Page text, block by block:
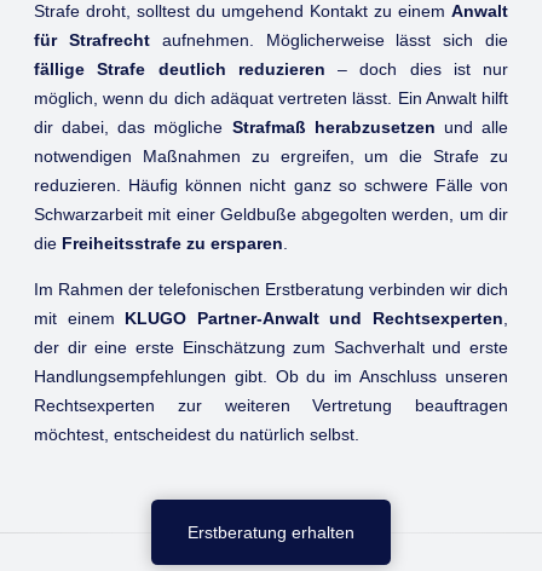
Strafe droht, solltest du umgehend Kontakt zu einem Anwalt
für Strafrechtaufnehmen. Möglicherweise lässt sich die
fällige Strafe deutlich reduzieren – doch dies ist nur
möglich, wenn du dich adäquat vertreten lässt. Ein Anwalt hilft
dir dabei, das mögliche Strafmaß herabzusetzen und alle
notwendigen Maßnahmen zu ergreifen, um die Strafe zu
reduzieren. Häufig können nicht ganz so schwere Fälle von
Schwarzarbeit mit einer Geldbuße abgegolten werden, um dir
die Freiheitsstrafe zu ersparen
Im Rahmen der telefonischen Erstberatung verbinden wir dich
mit einem KLUGO Partner-Anwalt und Rechtsexperten
der dir eine erste Einschätzung zum Sachverhalt und erste
Handlungsempfehlungen gibt. Ob du im Anschluss unseren
Rechtsexperten zur weiteren Vertretung beauftragen
möchtest, entscheidest du natürlich selbst.
Erstberatung erhalten